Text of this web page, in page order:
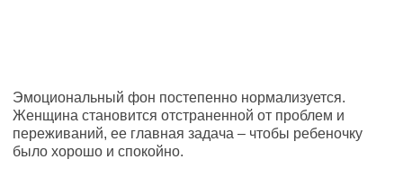
Эмоциональный фон постепенно нормализуется.
Женщина становится отстраненной от проблем и
переживаний, ее главная задача – чтобы ребеночку
было хорошо и спокойно.